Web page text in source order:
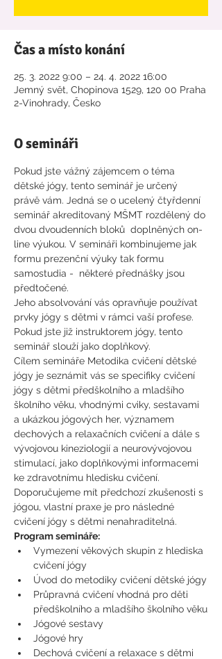
Čas a místo konání
25. 3. 2022 9:00 – 24. 4. 2022 16:00
Jemný svět, Chopinova 1529, 120 00 Praha
2-Vinohrady, Česko
O semináři
Pokud jste vážný zájemcem o téma
dětské jógy, tento seminář je určený
právě vám. Jedná se o ucelený čtyřdenní
seminář akreditovaný MŠMT rozdělený do
dvou dvoudenních bloků  doplněných on-
line výukou. V semináři kombinujeme jak
formu prezenční výuky tak formu
samostudia -  některé přednášky jsou
předtočené.
Jeho absolvování vás opravňuje používat
prvky jógy s dětmi v rámci vaší profese.
Pokud jste již instruktorem jógy, tento
seminář slouží jako doplňkový.
Cílem semináře Metodika cvičení dětské
jógy je seznámit vás se specifiky cvičení
jógy s dětmi předškolního a mladšího
školního věku, vhodnými cviky, sestavami
a ukázkou jógových her, významem
dechových a relaxačních cvičení a dále s
vývojovou kineziologií a neurovývojovou
stimulací, jako doplňkovými informacemi
ke zdravotnímu hledisku cvičení.
Doporučujeme mít předchozí zkušenosti s
jógou, vlastní praxe je pro následné
cvičení jógy s dětmi nenahraditelná.
Program semináře:
Vymezení věkových skupin z hlediska
cvičení jógy
Úvod do metodiky cvičení dětské jógy
Průpravná cvičení vhodná pro děti
předškolního a mladšího školního věku
Jógové sestavy
Jógové hry
Dechová cvičení a relaxace s dětmi